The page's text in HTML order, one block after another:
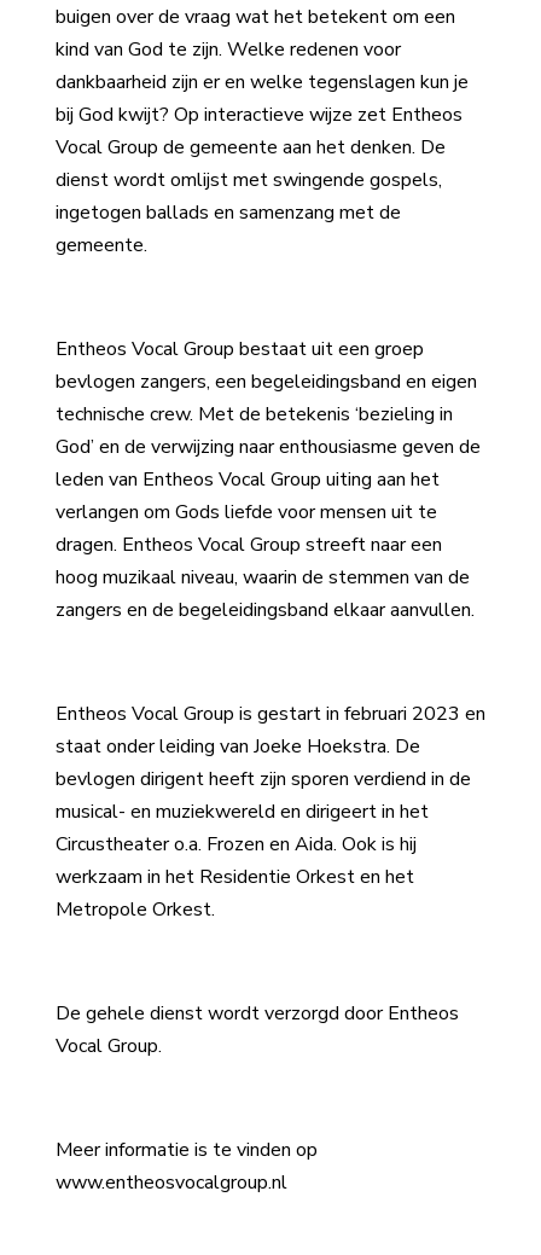
buigen over de vraag wat het betekent om een
kind van God te zijn. Welke redenen voor
dankbaarheid zijn er en welke tegenslagen kun je
bij God kwijt? Op interactieve wijze zet Entheos
Vocal Group de gemeente aan het denken. De
dienst wordt omlijst met swingende gospels,
ingetogen ballads en samenzang met de
gemeente.
Entheos Vocal Group bestaat uit een groep
bevlogen zangers, een begeleidingsband en eigen
technische crew. Met de betekenis ‘bezieling in
God’ en de verwijzing naar enthousiasme geven de
leden van Entheos Vocal Group uiting aan het
verlangen om Gods liefde voor mensen uit te
dragen. Entheos Vocal Group streeft naar een
hoog muzikaal niveau, waarin de stemmen van de
zangers en de begeleidingsband elkaar aanvullen.
Entheos Vocal Group is gestart in februari 2023 en
staat onder leiding van Joeke Hoekstra. De
bevlogen dirigent heeft zijn sporen verdiend in de
musical- en muziekwereld en dirigeert in het
Circustheater o.a. Frozen en Aida. Ook is hij
werkzaam in het Residentie Orkest en het
Metropole Orkest.
De gehele dienst wordt verzorgd door Entheos
Vocal Group.
Meer informatie is te vinden op
www.entheosvocalgroup.nl